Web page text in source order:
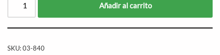
Añadir al carrito
SKU:03-840